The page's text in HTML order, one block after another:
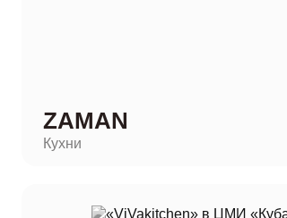
ZAMAN
Кухни